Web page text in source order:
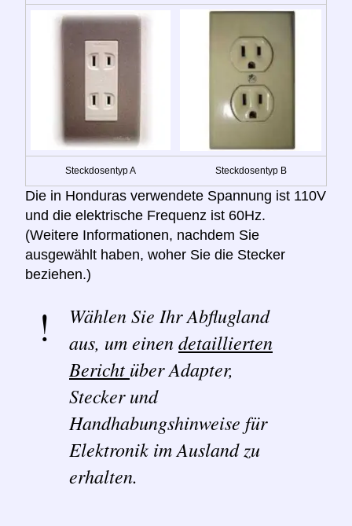
Steckdosentyp A Steckdosentyp B
Die in Honduras verwendete Spannung ist 110V
und die elektrische Frequenz ist 60Hz.
(Weitere Informationen, nachdem Sie
ausgewählt haben, woher Sie die Stecker
beziehen.)
Wählen Sie Ihr Abflugland
aus, um einendetaillierten
Bericht über Adapter,
Stecker und
Handhabungshinweise für
Elektronik im Ausland zu
erhalten.